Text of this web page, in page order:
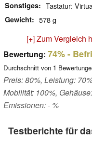
Sonstiges Tastatur:
Gewicht 578 g
[+] Zum Vergleich
Bewertung: 74%-
Durchschnitt von 1
Preis: 80%, Leistung:
Mobilität: 100%,
Emissionen: - %
Testberichte für